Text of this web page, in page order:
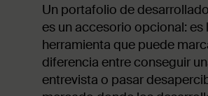
Un portafolio de
es un accesorio opcional: es
herramienta que puede
diferencia entre conseguir
entrevista o pasar